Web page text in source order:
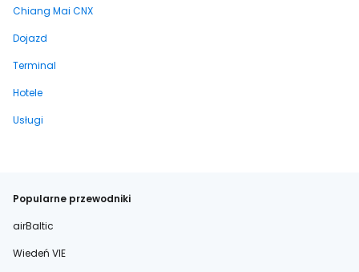
Chiang Mai CNX
Dojazd
Terminal
Hotele
Usługi
Popularne przewodniki
airBaltic
Wiedeń VIE